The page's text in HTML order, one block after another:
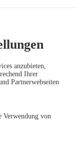
anzubieten,
Ihrer
Partnerwebseiten
von